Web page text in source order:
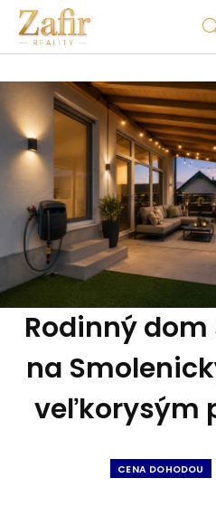
Rodinný
na
veľkorysým
CENA DOHODOU